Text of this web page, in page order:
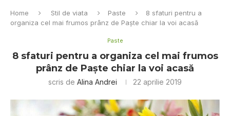
Home Stil de viata Paste
8 sfaturi pentru a
organiza cel mai frumos prânz de Paşte chiar la voi acasă
Paste
8 sfaturi pentru a organiza cel mai frumos
prânz de Paşte chiar la voi acasă
scris de Alina Andrei 22 aprilie 2019